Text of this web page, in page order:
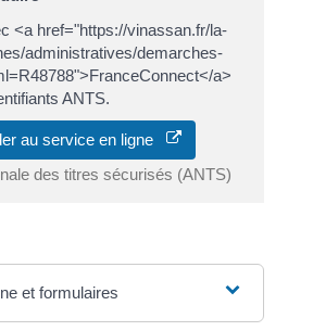
<a href="https://vinassan.fr/la-
administratives/demarches-
a>
ANTS.
au service en ligne
des titres sécurisés (ANTS)
et formulaires